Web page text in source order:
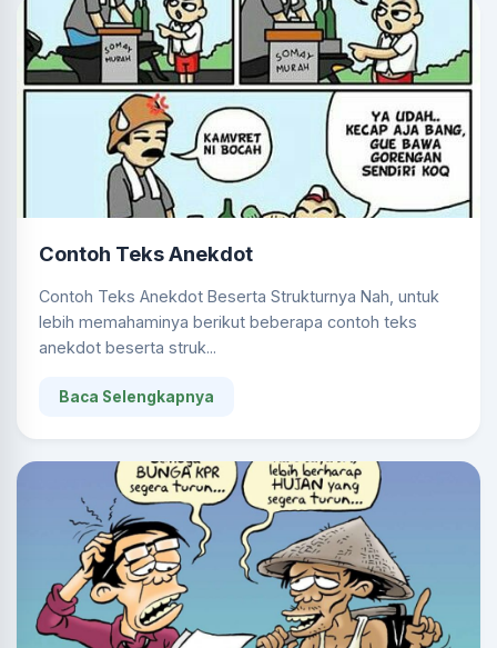
Contoh Teks Anekdot
Contoh Teks Anekdot Beserta Strukturnya Nah, untuk
lebih memahaminya berikut beberapa contoh teks
anekdot beserta struk...
Baca Selengkapnya